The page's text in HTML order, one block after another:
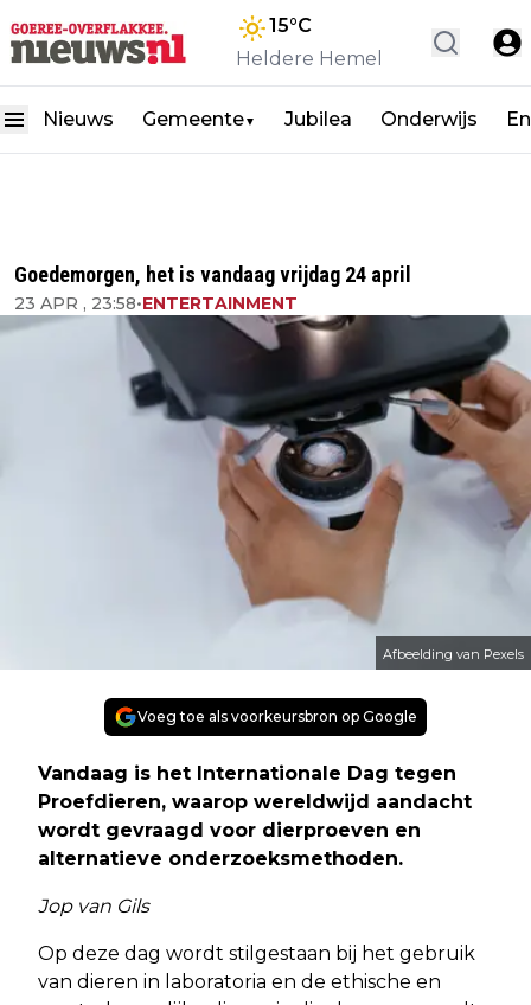
15°C
Heldere Hemel
Nieuws Gemeente▼ Jubilea Onderwijs
Goedemorgen, het is vandaag vrijdag 24 april
23 APR , 23:58•ENTERTAINMENT
Afbeelding van Pexels
Voeg toe als voorkeursbron op Google
Vandaag is het Internationale Dag tegen
Proefdieren, waarop wereldwijd aandacht
wordt gevraagd voor dierproeven en
alternatieve onderzoeksmethoden.
Jop van Gils
Op deze dag wordt stilgestaan bij het gebruik
van dieren in laboratoria en de ethische en